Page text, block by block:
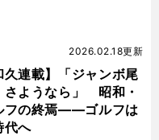
久連載】「ジャンボ尾
さようなら」 昭和・
フの終焉――ゴルフは
代へ
2026.02.18更新